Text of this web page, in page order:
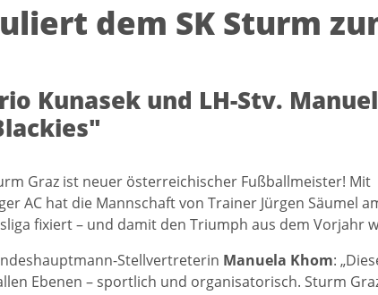
dem SK Sturm
Kunasek und LH-Stv.
Graz ist neuer österreichischer Fußballmeister! Mit
AC hat die Mannschaft von Trainer Jürgen Säumel
fixiert – und damit den Triumph aus dem Vorjahr
Stellvertreterin Manuela Khom:
Ebenen – sportlich und organisatorisch. Sturm